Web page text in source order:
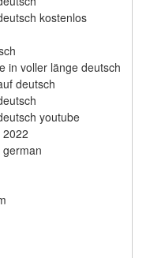
kostenlos
in voller länge deutsch
deutsch
youtube